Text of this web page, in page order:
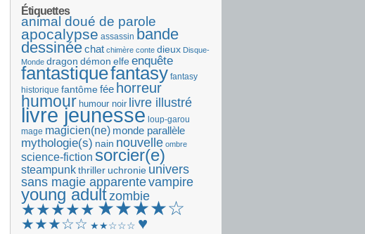
Étiquettes
animal doué de parole
apocalypse assassin bande
dessinéechat chimère conte dieux Disque-
Monde dragon démon elfeenquête
fantastiquefantasy fantasy
historique fantômefée horreur
humour humour noir livre illustré
livre jeunesse loup-garou
mage magicien(ne) monde parallèle
mythologie(s) nain nouvelle ombre
science-fiction sorcier(e)
steampunkthriller uchronie univers
sans magie apparentevampire
young adultzombie
★★★★★ ★★★★☆
★★★☆☆ ★★☆☆☆ ♥